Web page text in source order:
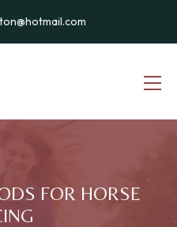
FOR HORSE